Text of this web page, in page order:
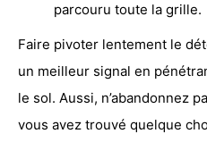
parcouru toute la grille.
Faire pivoter lentement le
un meilleur signal en
le sol. Aussi, n’abandonnez
vous avez trouvé quelque